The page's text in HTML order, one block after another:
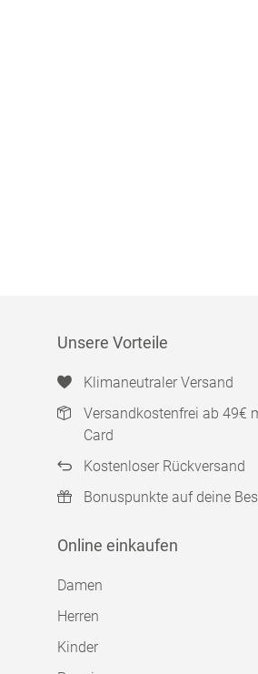
Unsere Vorteile
Klimaneutraler Versand
Versandkostenfrei ab 49€
Card
Kostenloser Rückversand
Bonuspunkte auf deine
Online einkaufen
Damen
Herren
Kinder